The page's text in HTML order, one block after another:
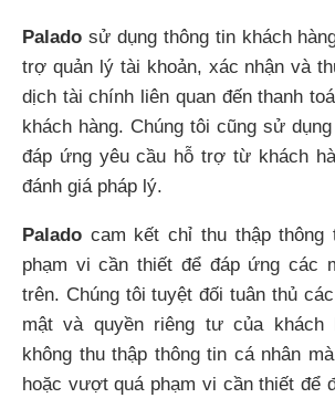
Palado sử dụng thông tin khách
trợ quản lý tài khoản, xác nhận và
dịch tài chính liên quan đến thanh
khách hàng. Chúng tôi cũng sử
đáp ứng yêu cầu hỗ trợ từ khách
đánh giá pháp lý.
Palado cam kết chỉ thu thập thông
phạm vi cần thiết để đáp ứng các
trên. Chúng tôi tuyệt đối tuân thủ
mật và quyền riêng tư của khách
không thu thập thông tin cá nhân
hoặc vượt quá phạm vi cần thiết để